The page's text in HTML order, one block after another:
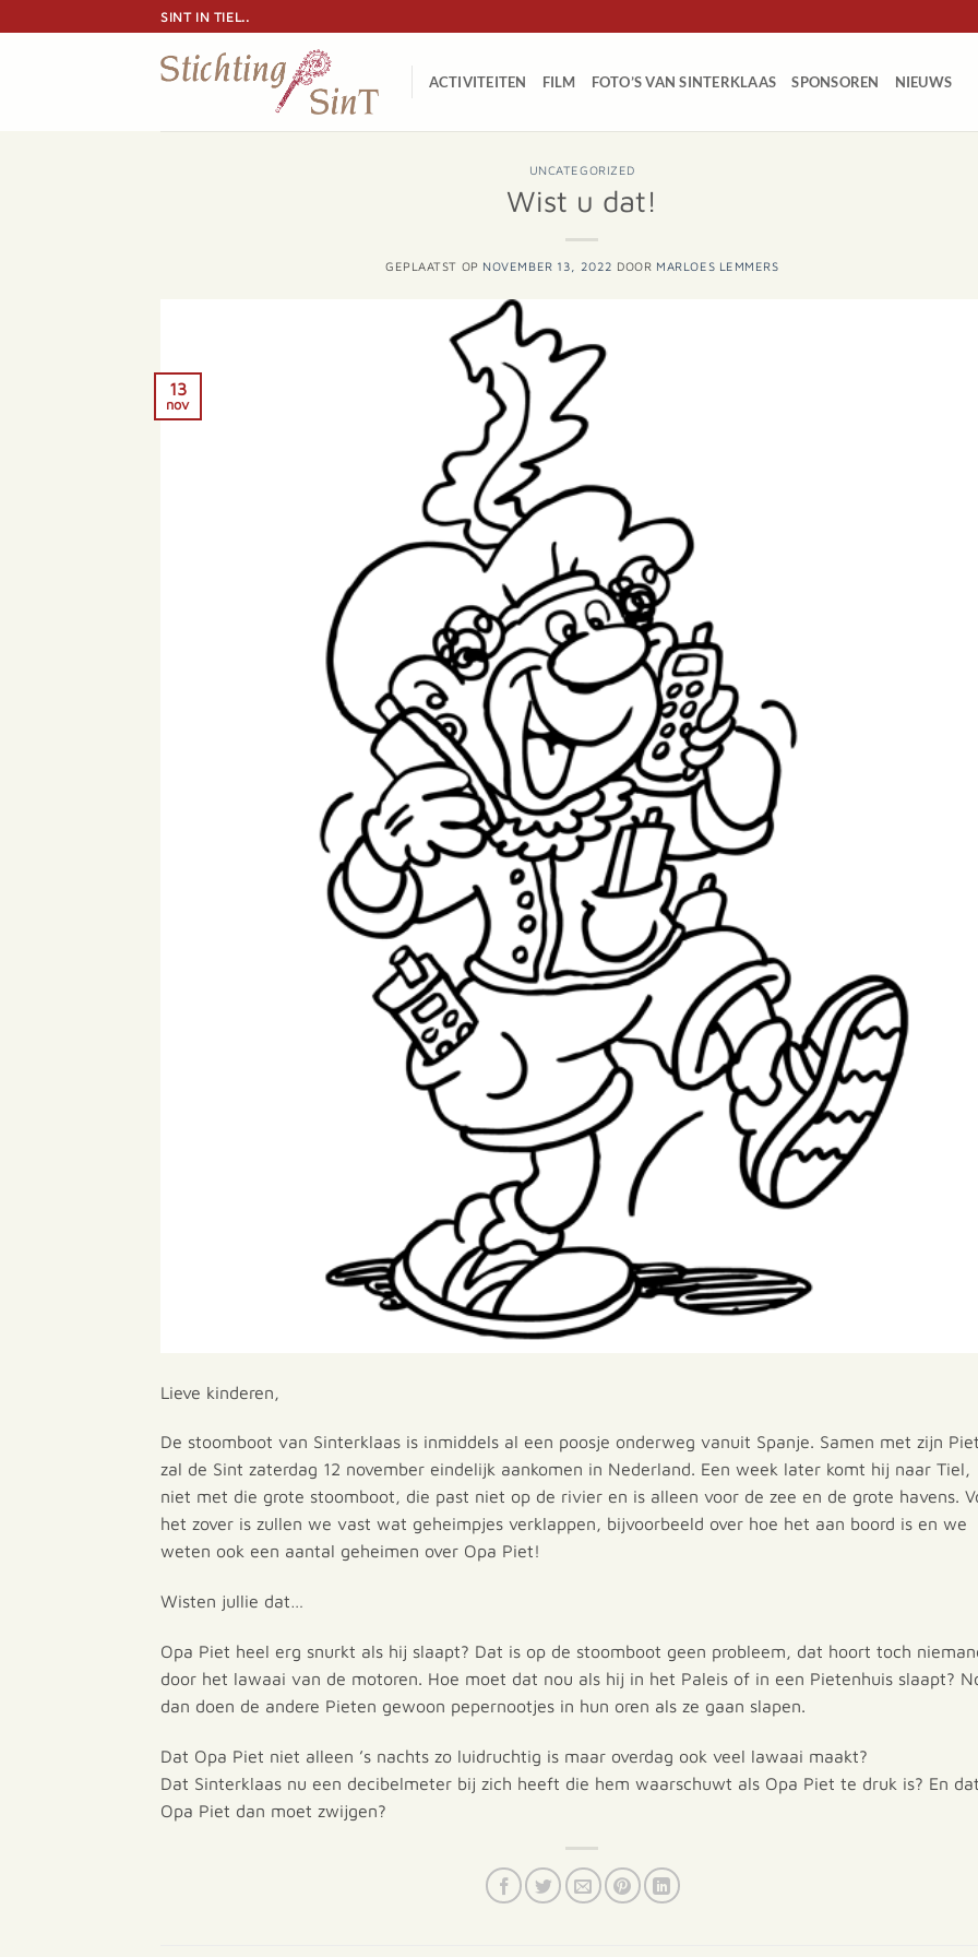
naar
SINT IN TIEL..
ACTIVITEITEN FILM FOTO’S VAN SINTERKLAAS SPONSOREN NIEUWS
UNCATEGORIZED
Wist u dat!
GEPLAATST OP NOVEMBER 13, 2022 DOOR MARLOES LEMMERS
13
nov
Lieve kinderen,
De stoomboot van Sinterklaas is inmiddels al een poosje onderweg vanuit Spanje. Samen met zijn
zal de Sint zaterdag 12 november eindelijk aankomen in Nederland. Een week later komt hij naar Tiel,
niet met die grote stoomboot, die past niet op de rivier en is alleen voor de zee en de grote havens.
het zover is zullen we vast wat geheimpjes verklappen, bijvoorbeeld over hoe het aan boord is en we
weten ook een aantal geheimen over Opa Piet!
Wisten jullie dat…
Opa Piet heel erg snurkt als hij slaapt? Dat is op de stoomboot geen probleem, dat hoort toch
door het lawaai van de motoren. Hoe moet dat nou als hij in het Paleis of in een Pietenhuis slaapt?
dan doen de andere Pieten gewoon pepernootjes in hun oren als ze gaan slapen.
Dat Opa Piet niet alleen ’s nachts zo luidruchtig is maar overdag ook veel lawaai maakt?
Dat Sinterklaas nu een decibelmeter bij zich heeft die hem waarschuwt als Opa Piet te druk is? En
Opa Piet dan moet zwijgen?